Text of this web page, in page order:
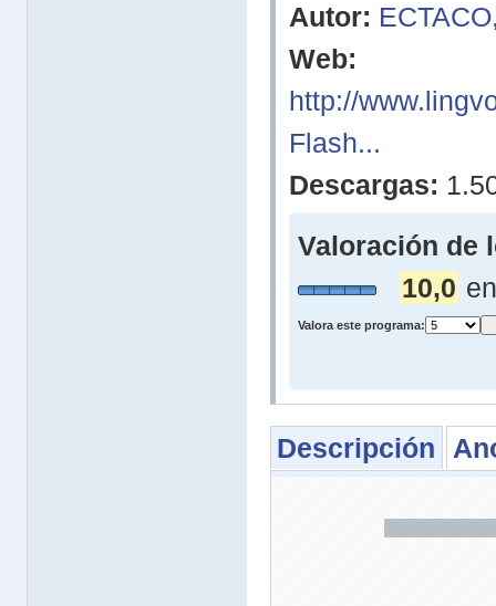
Autor:
Web:
http://
Flash...
Descargas:
Valoración de
10,0
Valora este programa:
Descripción